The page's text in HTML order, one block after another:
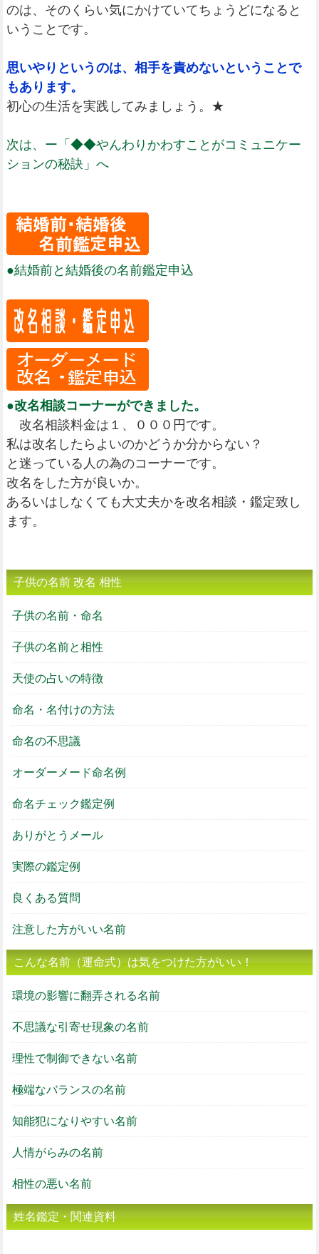
のは、そのくらい気にかけていてちょうどになると
いうことです。
思いやりというのは、相手を責めないということで
もあります。
初心の生活を実践してみましょう。★
次は、ー「◆◆やんわりかわすことがコミュニケー
ションの秘訣」へ
●結婚前と結婚後の名前鑑定申込
●改名相談コーナーができました。
改名相談料金は１、０００円です。
私は改名したらよいのかどうか分からない？
と迷っている人の為のコーナーです。
改名をした方が良いか。
あるいはしなくても大丈夫かを改名相談・鑑定致し
ます。
子供の名前 改名 相性
子供の名前・命名
子供の名前と相性
天使の占いの特徴
命名・名付けの方法
命名の不思議
オーダーメード命名例
命名チェック鑑定例
ありがとうメール
実際の鑑定例
良くある質問
注意した方がいい名前
こんな名前（運命式）は気をつけた方がいい！
環境の影響に翻弄される名前
不思議な引寄せ現象の名前
理性で制御できない名前
極端なバランスの名前
知能犯になりやすい名前
人情がらみの名前
相性の悪い名前
姓名鑑定・関連資料